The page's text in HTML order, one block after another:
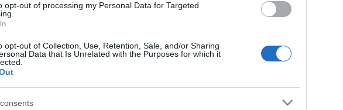
opt-out of processing my Personal Data for Targeted
opt-out of Collection, Use, Retention, Sale, and/or Sharing
Data that Is Unrelated with the Purposes for which it
Tetszik